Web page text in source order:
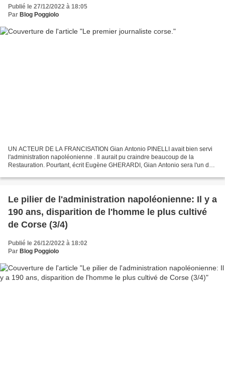
Publié le 27/12/2022 à 18:05
Par Blog Poggiolo
UN ACTEUR DE LA FRANCISATION Gian Antonio PINELLI avait bien servi
l'administration napoléonienne . Il aurait pu craindre beaucoup de la
Restauration. Pourtant, écrit Eugène GHERARDI, Gian Antonio sera l'un des
Le pilier de l'administration napoléonienne: Il y a
190 ans, disparition de l'homme le plus cultivé
de Corse (3/4)
Publié le 26/12/2022 à 18:02
Par Blog Poggiolo